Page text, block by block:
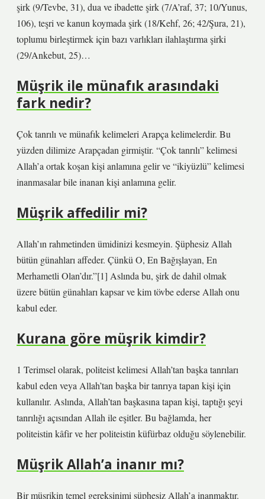
şirk (9/Tevbe, 31), dua ve ibadette şirk (7/A’raf, 37; 10/Yunus,
106), teşri ve kanun koymada şirk (18/Kehf, 26; 42/Şura, 21),
toplumu birleştirmek için bazı varlıkları ilahlaştırma şirki
(29/Ankebut, 25)…
Müşrik ile münafık arasındaki
fark nedir?
Çok tanrılı ve münafık kelimeleri Arapça kelimelerdir. Bu
yüzden dilimize Arapçadan girmiştir. “Çok tanrılı” kelimesi
Allah’a ortak koşan kişi anlamına gelir ve “ikiyüzlü” kelimesi
inanmasalar bile inanan kişi anlamına gelir.
Müşrik affedilir mi?
Allah’ın rahmetinden ümidinizi kesmeyin. Şüphesiz Allah
bütün günahları affeder. Çünkü O, En Bağışlayan, En
Merhametli Olan’dır.”[1] Aslında bu, şirk de dahil olmak
üzere bütün günahları kapsar ve kim tövbe ederse Allah onu
kabul eder.
Kurana göre müşrik kimdir?
1 Terimsel olarak, politeist kelimesi Allah’tan başka tanrıları
kabul eden veya Allah’tan başka bir tanrıya tapan kişi için
kullanılır. Aslında, Allah’tan başkasına tapan kişi, taptığı şeyi
tanrılığı açısından Allah ile eşitler. Bu bağlamda, her
politeistin kâfir ve her politeistin küfürbaz olduğu söylenebilir.
Müşrik Allah’a inanır mı?
Bir müşrikin temel gereksinimi şüphesiz Allah’a inanmaktır.